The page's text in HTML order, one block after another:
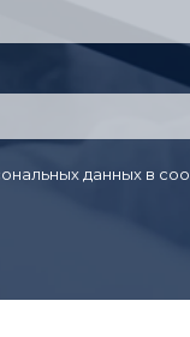
данных в